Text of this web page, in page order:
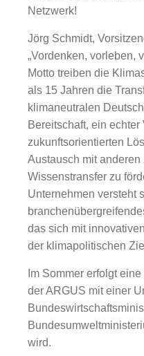
Netzwerk!
Jörg Schmidt,
„Vordenken, vorleben,
Motto treiben die
als 15 Jahren die
klimaneutralen
Bereitschaft, ein echter
zukunftsorientierten
Austausch mit
Wissenstransfer zu
Unternehmen versteht
das sich mit
der klimapolitischen
Im Sommer erfolgt
der ARGUS mit einer
wird.